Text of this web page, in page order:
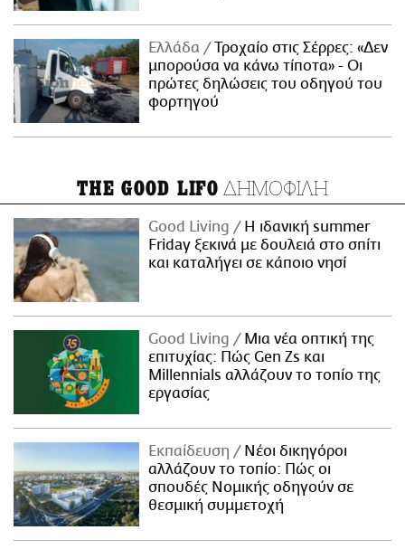
Ελλάδα
Τροχαίο στις Σέρρες: «Δεν
μπορούσα να κάνω τίποτα» - Οι
πρώτες δηλώσεις του οδηγού του
φορτηγού
THE GOOD LIFO ΔΗΜΟΦΙΛΗ
Good Living
Η ιδανική summer
Friday ξεκινά με δουλειά στο σπίτι
και καταλήγει σε κάποιο νησί
Good Living
Μια νέα οπτική της
επιτυχίας: Πώς Gen Zs και
Millennials αλλάζουν το τοπίο της
εργασίας
Εκπαίδευση
Νέοι δικηγόροι
αλλάζουν το τοπίο: Πώς οι
σπουδές Νομικής οδηγούν σε
θεσμική συμμετοχή